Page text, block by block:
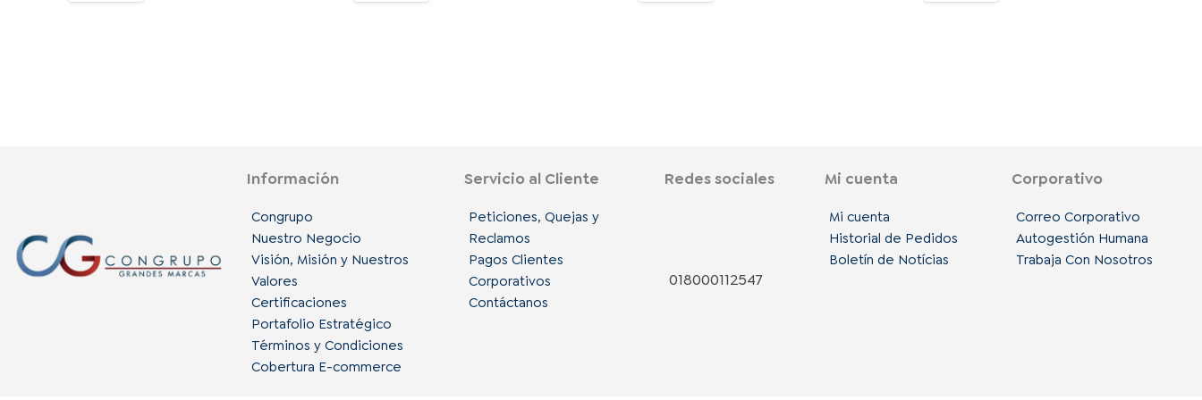
Información
Congrupo
Nuestro Negocio
Visión, Misión y Nuestros
Valores
Certificaciones
Portafolio Estratégico
Términos y Condiciones
Cobertura E-commerce
Servicio al Cliente
Peticiones, Quejas y
Reclamos
Pagos Clientes
Corporativos
Contáctanos
Redes sociales
a
n
i
018000112547
Mi cuenta
Mi cuenta
Historial de Pedidos
Boletín de Notícias
Corporativo
Correo Corporativo
Autogestión Humana
Trabaja Con Nosotros